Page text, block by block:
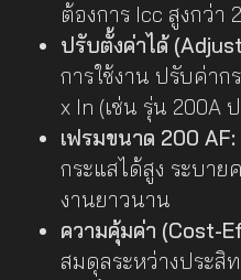
ต้องการ Icc สูงกว่า
ปรับตั้งค่าได้
การใช้งาน ปรับค่าก
x In (เช่น รุ่น 200A
เฟรมขนาด 200 AF:
กระแสได้สูง ระบาย
งานยาวนาน
ความคุ้มค่า (Cost-
สมดุลระหว่างประสิ